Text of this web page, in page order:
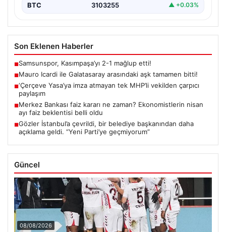
BTC 3103255 ▲ +0.03%
Son Eklenen Haberler
■Samsunspor, Kasımpaşa’yı 2-1 mağlup etti!
■Mauro Icardi ile Galatasaray arasındaki aşk tamamen bitti!
■‘Çerçeve Yasa’ya imza atmayan tek MHP’li vekilden çarpıcı
paylaşım
■Merkez Bankası faiz kararı ne zaman? Ekonomistlerin nisan
ayı faiz beklentisi belli oldu
■Gözler İstanbul’a çevrildi, bir belediye başkanından daha
açıklama geldi. “Yeni Parti’ye geçmiyorum”
Güncel
08/08/2026